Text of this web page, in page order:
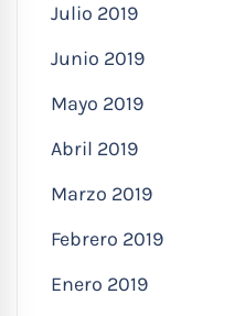
Julio 2019
Junio 2019
Mayo 2019
Abril 2019
Marzo 2019
Febrero 2019
Enero 2019